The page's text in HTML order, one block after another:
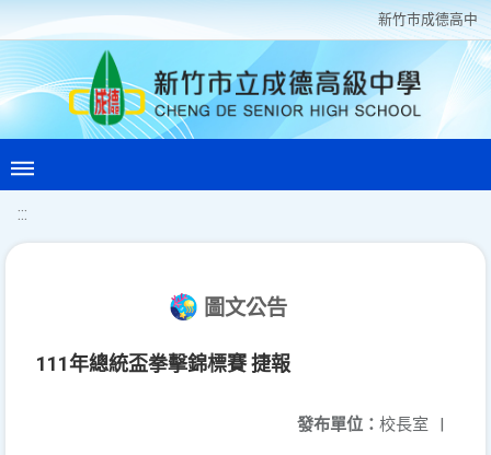
新竹巿成德高中
:::
圖文公告
111年總統盃拳擊錦標賽 捷報
發布單位： 校長室 |